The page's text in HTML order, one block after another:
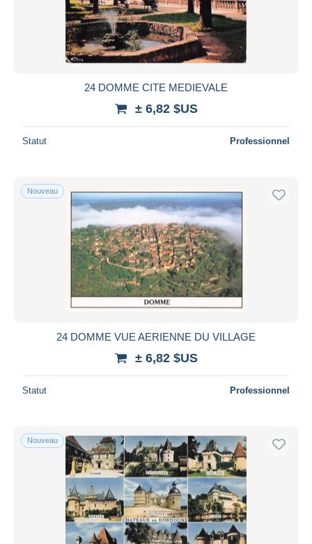
Appliquer
24 DOMME CITE MEDIEVALE
± 6,82 $US
Statut Professionnel
Nouveau
24 DOMME VUE AERIENNE DU VILLAGE
± 6,82 $US
Statut Professionnel
Nouveau